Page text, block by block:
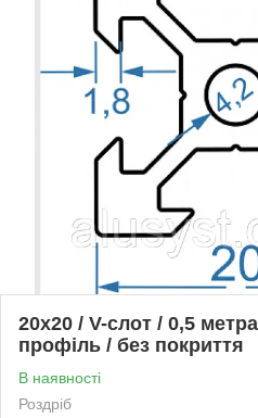
20х20 / V-слот / 0,5
профіль / без покриття
В наявності
Роздріб